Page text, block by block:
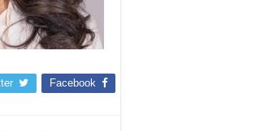
Facebook